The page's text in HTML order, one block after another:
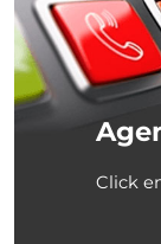
Click